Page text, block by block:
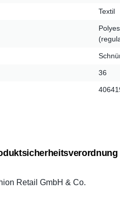
Textil
36
Retail GmbH & Co.